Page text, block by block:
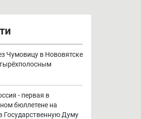
Чумовицу в Нововятске
- первая в
бюллетене на
Государственную Думу